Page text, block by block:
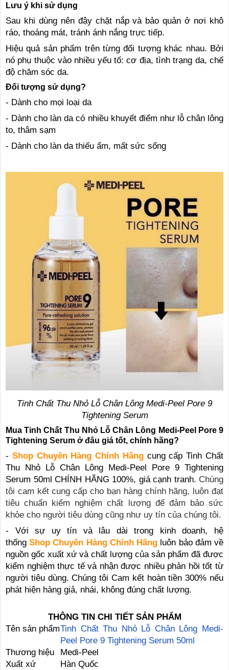
Lưu ý khi sử dụng
Sau khi dùng nên đậy chặt nắp và bảo quản ở nơi khô
ráo, thoáng mát, tránh ánh nắng trực tiếp.
Hiệu quả sản phẩm trên từng đối tượng khác nhau. Bởi
nó phụ thuộc vào nhiều yếu tố: cơ địa, tình trạng da, chế
độ chăm sóc da.
Đối tượng sử dụng?
- Dành cho mọi loại da
- Dành cho làn da có nhiều khuyết điểm như lỗ chân lông
to, thâm sạm
- Dành cho làn da thiếu ẩm, mất sức sống
Tinh Chất Thu Nhỏ Lỗ Chân Lông Medi-Peel Pore 9
Tightening Serum
Mua Tinh Chất Thu Nhỏ Lỗ Chân Lông Medi-Peel Pore 9
Tightening Serum ở đâu giá tốt, chính hãng?
- Shop Chuyên Hàng Chính Hãngcung cấp Tinh Chất
Thu Nhỏ Lỗ Chân Lông Medi-Peel Pore 9 Tightening
Serum 50ml CHÍNH HÃNG 100%, giá cạnh tranh. Chúng
tôi cam kết cung cấp cho bạn hàng chính hãng, luôn đạt
tiêu chuẩn kiểm nghiệm chất lượng để đảm bảo sức
khỏe cho người tiêu dùng cũng như uy tín của chúng tôi.
- Với sự uy tín và lâu dài trong kinh doanh, hệ
thốngShop Chuyên Hàng Chính Hãng luôn bảo đảm về
nguồn gốc xuất xứ và chất lượng của sản phẩm đã được
kiểm nghiệm thực tế và nhận được nhiều phản hồi tốt từ
người tiêu dùng. Chúng tôi Cam kết hoàn tiền 300% nếu
phát hiện hàng giả, nhái, không đúng chất lượng.
THÔNG TIN CHI TIẾT SẢN PHẨM
Tên sản phẩmTinh Chất Thu Nhỏ Lỗ Chân Lông Medi-
Peel Pore 9 Tightening Serum 50ml
Thương hiệu
Medi-Peel
Xuất xứ
Hàn Quốc